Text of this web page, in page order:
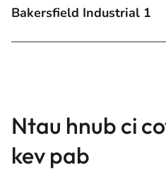
Bakersfield Industrial 1
Ntau hnub ci
kev pab